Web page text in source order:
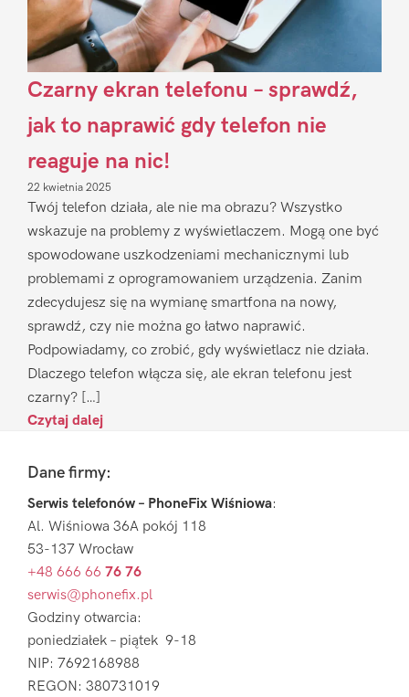
Czarny ekran telefonu – sprawdź,
jak to naprawić gdy telefon nie
reaguje na nic!
22 kwietnia 2025
Twój telefon działa, ale nie ma obrazu? Wszystko
wskazuje na problemy z wyświetlaczem. Mogą one być
spowodowane uszkodzeniami mechanicznymi lub
problemami z oprogramowaniem urządzenia. Zanim
zdecydujesz się na wymianę smartfona na nowy,
sprawdź, czy nie można go łatwo naprawić.
Podpowiadamy, co zrobić, gdy wyświetlacz nie działa.
Dlaczego telefon włącza się, ale ekran telefonu jest
czarny? […]
Czytaj dalej
FooterDane firmy:
Serwis telefonów – PhoneFix Wiśniowa:
Al. Wiśniowa 36A pokój 118
53-137 Wrocław
+48 666 66 76 76
serwis@phonefix.pl
Godziny otwarcia:
poniedziałek – piątek 9-18
NIP: 7692168988
REGON: 380731019